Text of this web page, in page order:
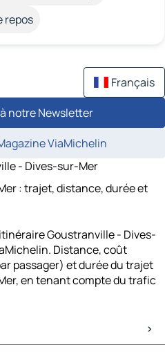
repos
Français
notre Newsletter
ViaMichelin
- Dives-sur-Mer
: trajet, distance, durée et
Goustranville - Dives-
Distance, coût
passager) et durée du trajet
en tenant compte du trafic